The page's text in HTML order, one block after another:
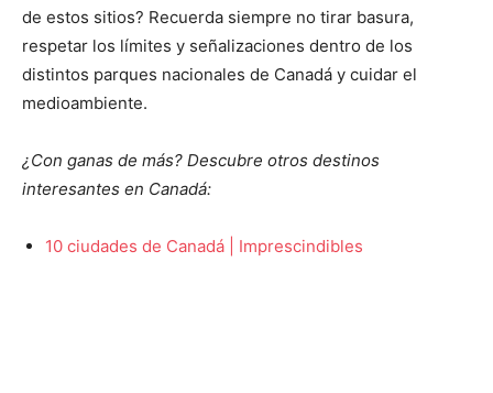
de estos sitios? Recuerda siempre no tirar basura,
respetar los límites y señalizaciones dentro de los
distintos parques nacionales de Canadá y cuidar el
medioambiente.
¿Con ganas de más? Descubre otros destinos
interesantes en Canadá:
10 ciudades de Canadá | Imprescindibles